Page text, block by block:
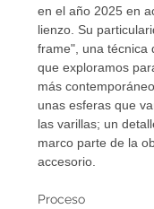
en el año 2025 en
lienzo. Su
frame", una técnica
que exploramos
más
unas esferas que
las varillas; un
marco parte de la
accesorio.
Proceso